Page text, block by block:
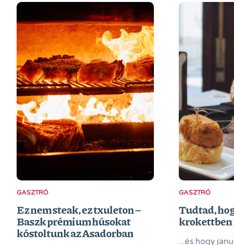
GASZTRÓ
Ez nem steak, ez txuleton –
Baszk prémium húsokat
kóstoltunk az Asadorban
GASZTRÓ
Tudtad,
...és hogy